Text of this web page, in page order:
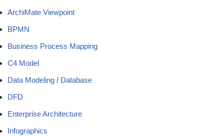
ArchiMate Viewpoint
BPMN
Business Process Mapping
C4 Model
Data Modeling / Database
DFD
Enterprise Architecture
Infographics